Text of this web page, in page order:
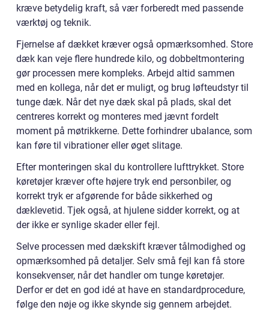
kræve betydelig kraft, så vær forberedt med passende
værktøj og teknik.
Fjernelse af dækket kræver også opmærksomhed. Store
dæk kan veje flere hundrede kilo, og dobbeltmontering
gør processen mere kompleks. Arbejd altid sammen
med en kollega, når det er muligt, og brug løfteudstyr til
tunge dæk. Når det nye dæk skal på plads, skal det
centreres korrekt og monteres med jævnt fordelt
moment på møtrikkerne. Dette forhindrer ubalance, som
kan føre til vibrationer eller øget slitage.
Efter monteringen skal du kontrollere lufttrykket. Store
køretøjer kræver ofte højere tryk end personbiler, og
korrekt tryk er afgørende for både sikkerhed og
dæklevetid. Tjek også, at hjulene sidder korrekt, og at
der ikke er synlige skader eller fejl.
Selve processen med dækskift kræver tålmodighed og
opmærksomhed på detaljer. Selv små fejl kan få store
konsekvenser, når det handler om tunge køretøjer.
Derfor er det en god idé at have en standardprocedure,
følge den nøje og ikke skynde sig gennem arbejdet.